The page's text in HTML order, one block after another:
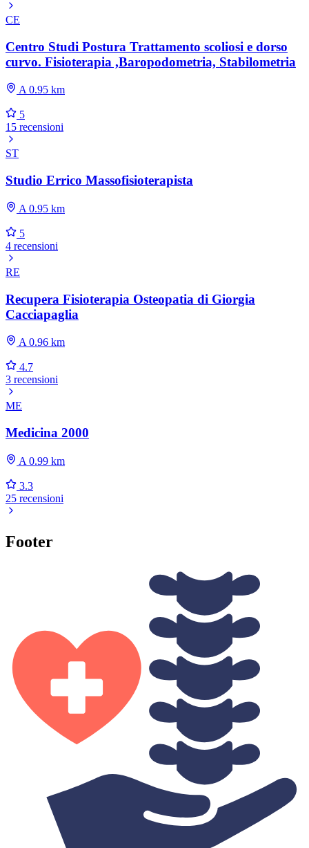
CE
Centro Studi Postura Trattamento scoliosi e dorso
curvo. Fisioterapia ,Baropodometria, Stabilometria
A 0.95 km
5
15 recensioni
ST
Studio Errico Massofisioterapista
A 0.95 km
5
4 recensioni
RE
Recupera Fisioterapia Osteopatia di Giorgia
Cacciapaglia
A 0.96 km
4.7
3 recensioni
ME
Medicina 2000
A 0.99 km
3.3
25 recensioni
Footer